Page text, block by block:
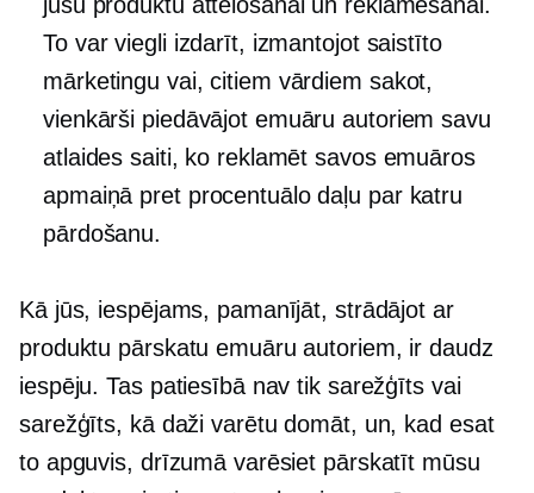
To var viegli izdarīt, izmantojot saistīto
mārketingu vai, citiem vārdiem sakot,
vienkārši piedāvājot emuāru autoriem savu
atlaides saiti, ko reklamēt savos emuāros
apmaiņā pret procentuālo daļu par katru
pārdošanu.
Kā jūs, iespējams, pamanījāt, strādājot ar
produktu pārskatu emuāru autoriem, ir daudz
iespēju. Tas patiesībā nav tik sarežģīts vai
sarežģīts, kā daži varētu domāt, un, kad esat
to apguvis, drīzumā varēsiet pārskatīt mūsu